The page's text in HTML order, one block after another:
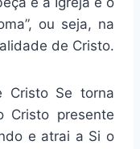
ou seja, na
de Cristo.
Cristo Se torna
Cristo presente
e atrai a Si o